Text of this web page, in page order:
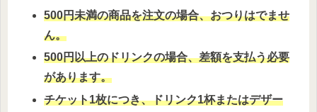
500円未満の商品を注文の場合、おつりはでませ
ん。
500円以上のドリンクの場合、差額を支払う必要
があります。
チケット1枚につき、ドリンク1杯またはデザー